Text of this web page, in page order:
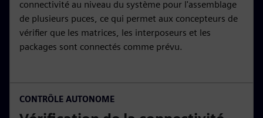
connectivité au niveau du système pour l'assemblage
de plusieurs puces, ce qui permet aux concepteurs de
vérifier que les matrices, les interposeurs et les
packages sont connectés comme prévu.
CONTRÔLE AUTONOME